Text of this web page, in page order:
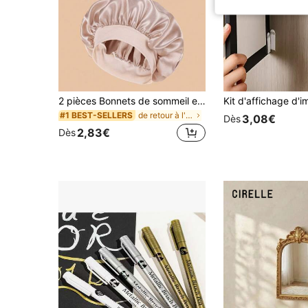
2 pièces Bonnets de sommeil en soie satin de luxe, couleur unie, bonnets de protection des cheveux élastiques, légers et confortables pour un port toute la nuit, soins capillaires, douche, ajustement doux au cuir chevelu, pour elle
#1 BEST-SELLERS de retour à l'école Serviettes pour cheveux
Dès2,83€
Dès3,08€